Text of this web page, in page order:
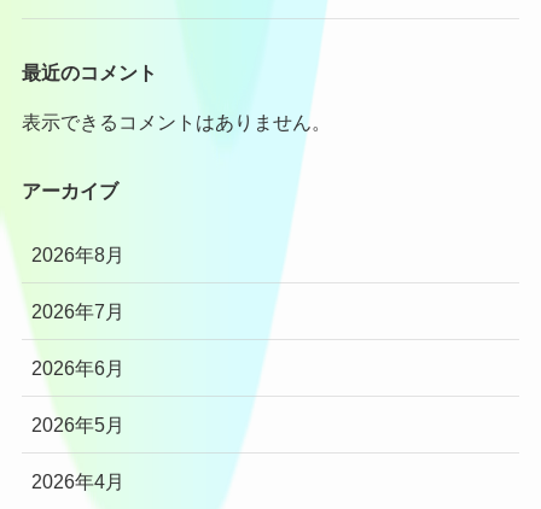
最近のコメント
表示できるコメントはありません。
アーカイブ
2026年8月
2026年7月
2026年6月
2026年5月
2026年4月